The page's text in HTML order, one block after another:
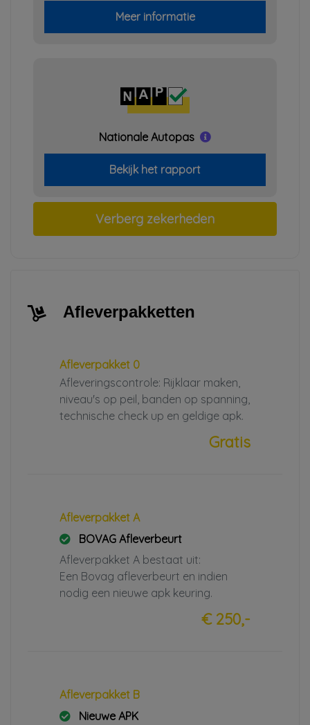
Meer informatie
Nationale Autopas
Bekijk het rapport
Verberg zekerheden
Afleverpakketten
Afleverpakket 0
Afleveringscontrole: Rijklaar maken,
niveau's op peil, banden op spanning,
technische check up en geldige apk.
Gratis
Afleverpakket A
BOVAG Afleverbeurt
Afleverpakket A bestaat uit:
Een Bovag afleverbeurt en indien
nodig een nieuwe apk keuring.
€ 250,-
Afleverpakket B
Nieuwe APK